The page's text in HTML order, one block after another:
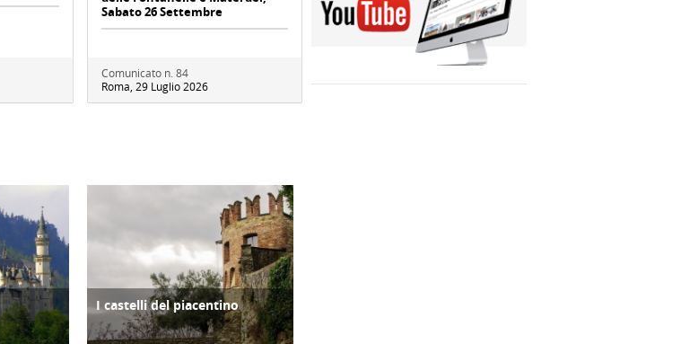
Sabato 26 Settembre
Comunicato n. 84
Roma, 29 Luglio 2026
ATTIVITÀ
I castelli del piacentino